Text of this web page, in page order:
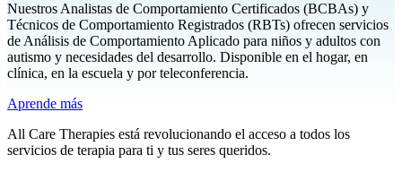
Nuestros Analistas de Comportamiento Certificados (BCBAs) y
Técnicos de Comportamiento Registrados (RBTs) ofrecen servicios
de Análisis de Comportamiento Aplicado para niños y adultos con
autismo y necesidades del desarrollo. Disponible en el hogar, en
clínica, en la escuela y por teleconferencia.
Aprende más
All Care Therapies está revolucionando el acceso a todos los
servicios de terapia para ti y tus seres queridos.